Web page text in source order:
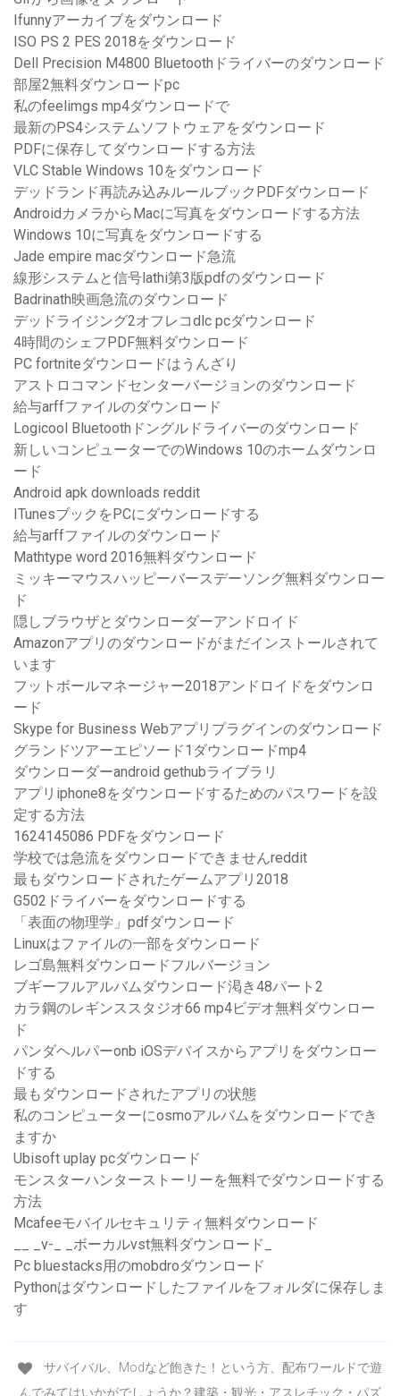
Ifunnyアーカイブをダウンロード
ISO PS 2 PES 2018をダウンロード
Dell Precision M4800 Bluetoothドライバーのダウンロード
部屋2無料ダウンロードpc
私のfeelimgs mp4ダウンロードで
最新のPS4システムソフトウェアをダウンロード
PDFに保存してダウンロードする方法
VLC Stable Windows 10をダウンロード
デッドランド再読み込みルールブックPDFダウンロード
AndroidカメラからMacに写真をダウンロードする方法
Windows 10に写真をダウンロードする
Jade empire macダウンロード急流
線形システムと信号lathi第3版pdfのダウンロード
Badrinath映画急流のダウンロード
デッドライジング2オフレコdlc pcダウンロード
4時間のシェフPDF無料ダウンロード
PC fortniteダウンロードはうんざり
アストロコマンドセンターバージョンのダウンロード
給与arffファイルのダウンロード
Logicool Bluetoothドングルドライバーのダウンロード
新しいコンピューターでのWindows 10のホームダウンロ
ード
Android apk downloads reddit
ITunesブックをPCにダウンロードする
給与arffファイルのダウンロード
Mathtype word 2016無料ダウンロード
ミッキーマウスハッピーバースデーソング無料ダウンロー
ド
隠しブラウザとダウンローダーアンドロイド
Amazonアプリのダウンロードがまだインストールされて
います
フットボールマネージャー2018アンドロイドをダウンロ
ード
Skype for Business Webアプリプラグインのダウンロード
グランドツアーエピソード1ダウンロードmp4
ダウンローダーandroid gethubライブラリ
アプリiphone8をダウンロードするためのパスワードを設
定する方法
1624145086 PDFをダウンロード
学校では急流をダウンロードできませんreddit
最もダウンロードされたゲームアプリ2018
G502ドライバーをダウンロードする
「表面の物理学」pdfダウンロード
Linuxはファイルの一部をダウンロード
レゴ島無料ダウンロードフルバージョン
ブギーフルアルバムダウンロード渇き48パート2
カラ鋼のレギンススタジオ66 mp4ビデオ無料ダウンロー
ド
パンダヘルパーonb iOSデバイスからアプリをダウンロー
ドする
最もダウンロードされたアプリの状態
私のコンピューターにosmoアルバムをダウンロードでき
ますか
Ubisoft uplay pcダウンロード
モンスターハンターストーリーを無料でダウンロードする
方法
Mcafeeモバイルセキュリティ無料ダウンロード
__ _v-_ _ボーカルvst無料ダウンロード_
Pc bluestacks用のmobdroダウンロード
Pythonはダウンロードしたファイルをフォルダに保存しま
す
サバイバル、Modなど飽きた！という方、配布ワールドで遊
んでみてはいかがでしょうか？建築・観光・アスレチック・パズ